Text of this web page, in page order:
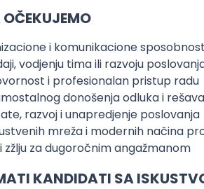
i komunikacione
vodjenju tima ili razvoju
i profesionalan pristup radu
donošenja odluka i
razvoj i unapredjenje poslovanja
mreža i modernih načina
zžlju za dugoročnim angažmanom
KANDIDATI SA